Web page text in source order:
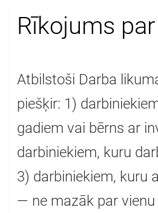
Rīkojums
Atbilstoši Darba
piešķir: 1)
gadiem vai bērns ar
darbiniekiem, kuru
3) darbiniekiem, kuru
— ne mazāk par